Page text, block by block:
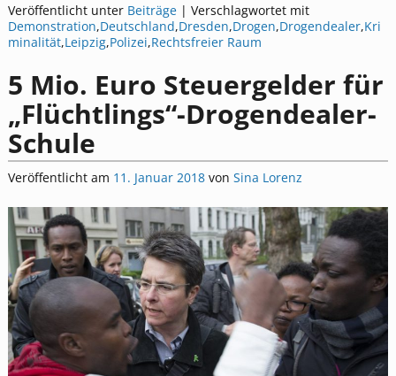
Veröffentlicht unter Beiträge| Verschlagwortet mit
Demonstration,Deutschland,Dresden,Drogen,Drogendealer,Kri
minalität,Leipzig,Polizei,Rechtsfreier Raum
5 Mio. Euro Steuergelder für
„Flüchtlings“-Drogendealer-
Schule
Veröffentlicht am 11. Januar 2018 von Sina Lorenz